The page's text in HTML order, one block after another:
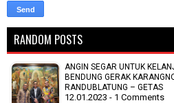
RANDOM POSTS
ANGIN SEGAR UNTUK
BENDUNG GERAK
RANDUBLATUNG – GETAS
12.01.2023 - 1 Comments